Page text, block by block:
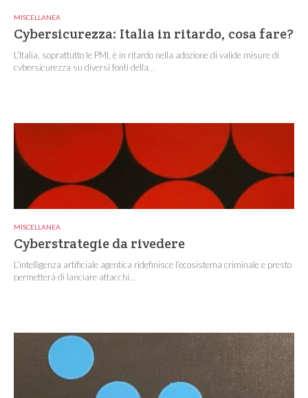
MISCELLANEA
Cybersicurezza: Italia in ritardo, cosa fare?
L’Italia, soprattutto le PMI, è in ritardo nella adozione di valide misure di
cybersicurezza su diversi fonti della...
MISCELLANEA
Cyberstrategie da rivedere
L’intelligenza artificiale agentica ridefinisce l’ecosistema criminale e presto
permetterà di lanciare attacchi...